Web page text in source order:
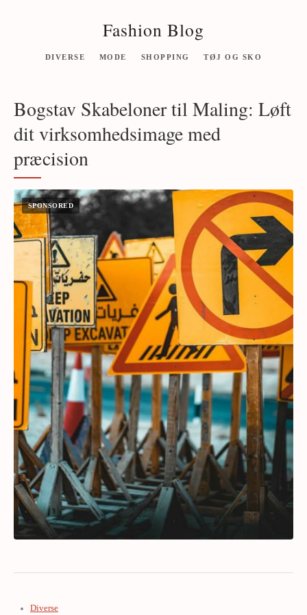
Fashion Blog
DIVERSE MODE SHOPPING TØJ OG SKO
Bogstav Skabeloner til Maling: Løft
dit virksomhedsimage med
præcision
Diverse